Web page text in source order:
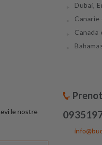
Dubai,
Canarie
Canada
le nostre